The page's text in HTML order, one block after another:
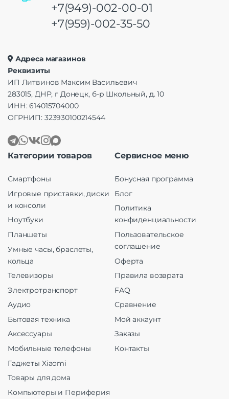
+7(949)-002-00-01
+7(959)-002-35-50
Адреса магазинов
Реквизиты
ИП Литвинов Максим Васильевич
283015, ДНР, г Донецк, б-р Школьный, д. 10
ИНН: 614015704000
ОГРНИП: 323930100214544
Категории товаров
Смартфоны
Игровые приставки, диски
и консоли
Ноутбуки
Планшеты
Умные часы, браслеты,
кольца
Телевизоры
Электротранспорт
Аудио
Бытовая техника
Аксессуары
Мобильные телефоны
Гаджеты Xiaomi
Товары для дома
Компьютеры и Периферия
Сервисное меню
Бонусная программа
Блог
Политика
конфиденциальности
Пользовательское
соглашение
Оферта
Правила возврата
FAQ
Сравнение
Мой аккаунт
Заказы
Контакты